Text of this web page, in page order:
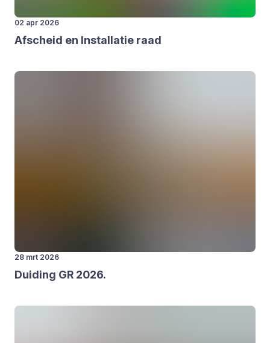
02 apr 2026
Afscheid en Instal­la­tie raad
28 mrt 2026
Dui­ding GR 2026.